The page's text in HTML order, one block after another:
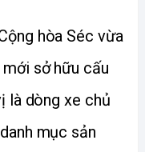
hòa Séc vừa
sở hữu cấu
là dòng xe chủ
mục sản